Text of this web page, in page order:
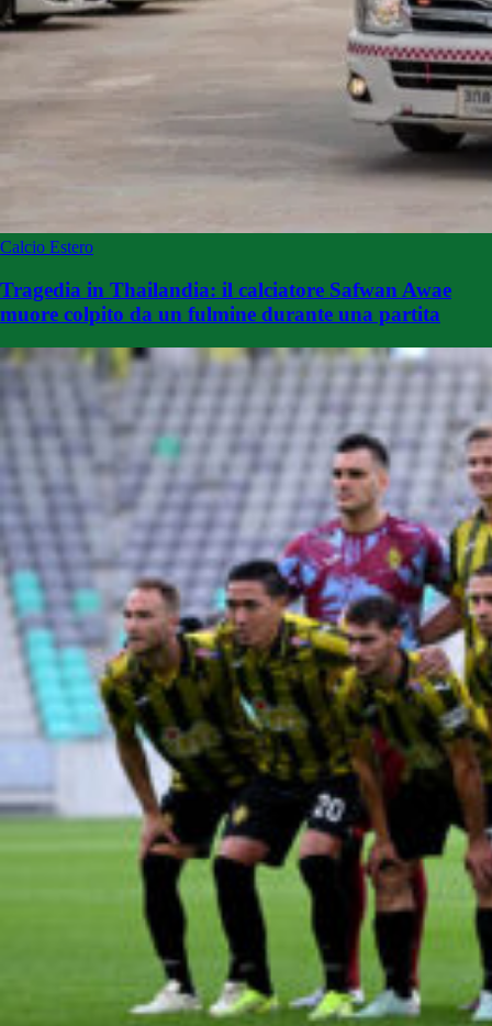
Calcio Estero
Tragedia in Thailandia: il calciatore Safwan Awae
muore colpito da un fulmine durante una partita